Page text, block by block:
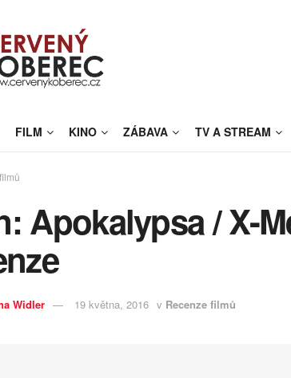
FILM KINO ZÁBAVA TV A STREAM
Apokalypsa / X-
Widler 19 května, 2016 v Recenze filmů